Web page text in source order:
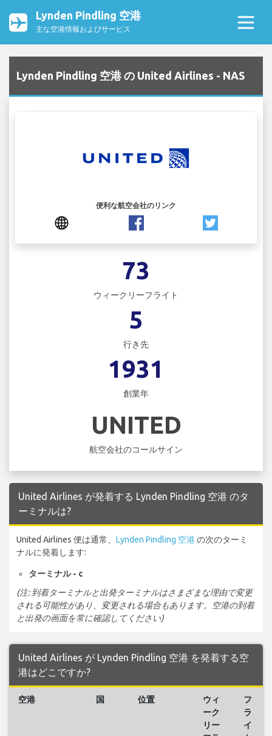
Lynden Pindling 空港
主な空港情報およびサービス
Lynden Pindling 空港 の United Airlines - NAS
便利な航空会社のリンク
73
ウィークリーフライト
5
行き先
1931
創業年
UNITED
航空会社のコールサイン
United Airlines が発着する Lynden Pindling 空港 のタ
ーミナルは?
United Airlines 便は通常、 Lynden Pindling 空港の次のターミ
ナルに発着します:
ターミナル - c
(注: 到着ターミナルと出発ターミナルはさまざまな理由で変更
される可能性があり、変更される場合もあります。空港の到着
と出発の画面を常に確認してください)
United Airlines が Lynden Pindling 空港 を発着する空
港はどこですか?
空港 国 位置
ウィ
ーク
リー
フ
ラ
イ